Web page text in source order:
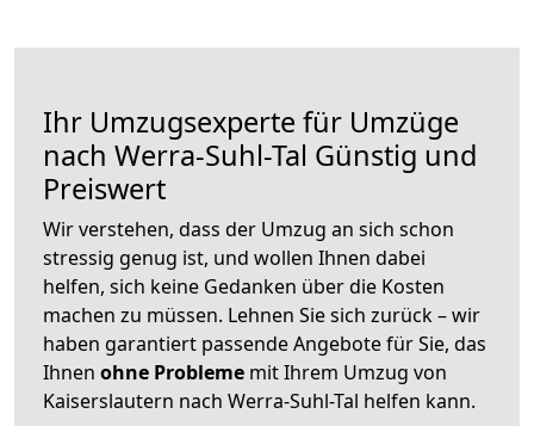
Ihr Umzugsexperte für Umzüge
nach Werra-Suhl-Tal Günstig und
Preiswert
Wir verstehen, dass der Umzug an sich schon
stressig genug ist, und wollen Ihnen dabei
helfen, sich keine Gedanken über die Kosten
machen zu müssen. Lehnen Sie sich zurück – wir
haben garantiert passende Angebote für Sie, das
Ihnen ohne Probleme mit Ihrem Umzug von
Kaiserslautern nach Werra-Suhl-Tal helfen kann.